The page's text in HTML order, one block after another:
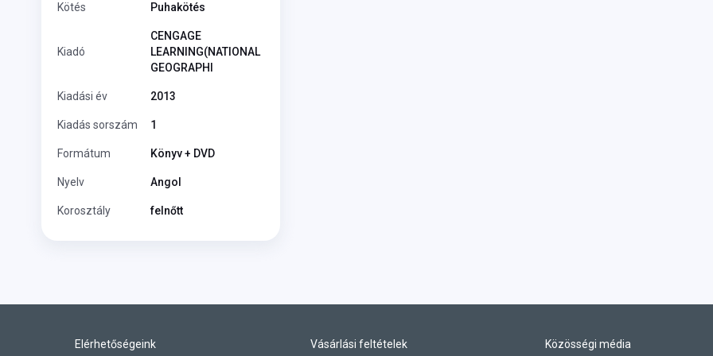
Kötés Puhakötés
Kiadó
CENGAGE
LEARNING(NATIONAL
GEOGRAPHI
Kiadási év 2013
Kiadás sorszám 1
Formátum Könyv + DVD
Nyelv Angol
Korosztály felnőtt
Elérhetőségeink Vásárlási feltételek
Közösségi média